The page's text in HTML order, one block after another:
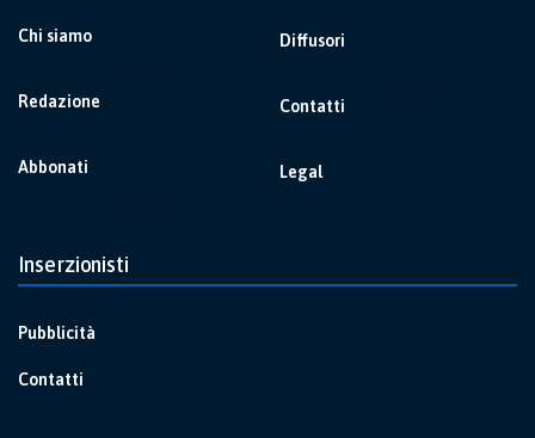
Chi siamo
Redazione
Abbonati
Diffusori
Contatti
Legal
Inserzionisti
Pubblicità
Contatti